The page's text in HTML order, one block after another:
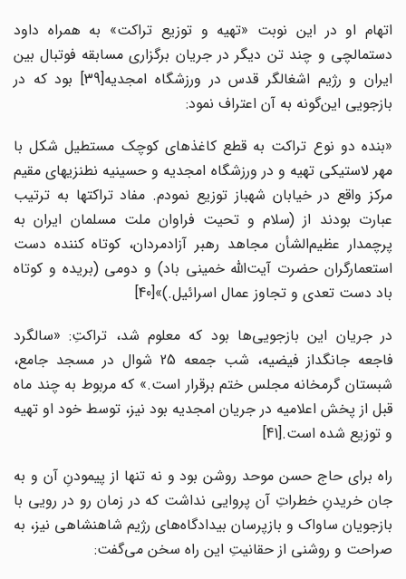
اتهام او در این نوبت «تهیه و توزیع تراکت» به همراه داود
دستمالچی و چند تن دیگر در جریان برگزاری مسابقه فوتبال بین
ایران و رژیم اشغالگر قدس در ورزشگاه امجدیه[39] بود که در
بازجویی این‌گونه به آن اعتراف نمود:
«بنده دو نوع تراکت به قطع کاغذهای کوچک مستطیل شکل با
مهر لاستیکی تهیه و در ورزشگاه امجدیه و حسینیه نطنزیهای مقیم
مرکز واقع در خیابان شهباز توزیع نمودم. مفاد تراکتها به ترتیب
عبارت بودند از (سلام و تحیت فراوان ملت مسلمان ایران به
پرچمدار عظیم‌الشأن مجاهد رهبر آزادمردان، کوتاه ‌کننده دست
استعمارگران حضرت آیت‌الله خمینی باد) و دومی (بریده و کوتاه
باد دست تعدی و تجاوز عمال اسرائیل.)»[40]
در جریان این بازجویی‌ها بود که معلوم شد، تراکتِ: «سالگرد
فاجعه جانگداز فیضیه، شب جمعه 25 شوال در مسجد جامع،
شبستان گرمخانه مجلس ختم برقرار است.» که مربوط به چند ماه
قبل از پخش اعلامیه در جریان امجدیه بود نیز، توسط خود او تهیه
و توزیع شده است.[41]
راه برای حاج حسن موحد روشن بود و نه تنها از پیمودنِ آن و به
جان خریدنِ خطراتِ آن پروایی نداشت که در زمان رو در رویی با
بازجویان ساواک و بازپرسان بیدادگاه‌های رژیم شاهنشاهی نیز، به
صراحت و روشنی از حقانیتِ این راه سخن می‌گفت: